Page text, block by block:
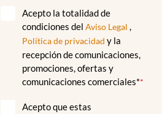
Acepto la totalidad de
condiciones delAviso Legal ,
Política de privacidad y la
recepción de comunicaciones,
promociones, ofertas y
comunicaciones comerciales**
Acepto que estas